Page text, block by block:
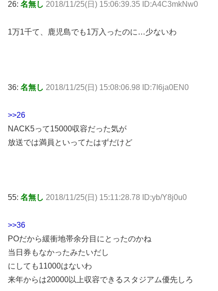
26: 名無し 2018/11/25(日) 15:06:39.35 ID:A4C3mkNw0
1万1千て、鹿児島でも1万入ったのに…少ないわ
36: 名無し 2018/11/25(日) 15:08:06.98 ID:7I6ja0EN0
>>26
NACK5って15000収容だった気が
放送では満員といってたはずだけど
55: 名無し 2018/11/25(日) 15:11:28.78 ID:yb/Y8j0u0
>>36
POだから緩衝地帯余分目にとったのかね
当日券もなかったみたいだし
にしても11000はないわ
来年からは20000以上収容できるスタジアム優先しろ